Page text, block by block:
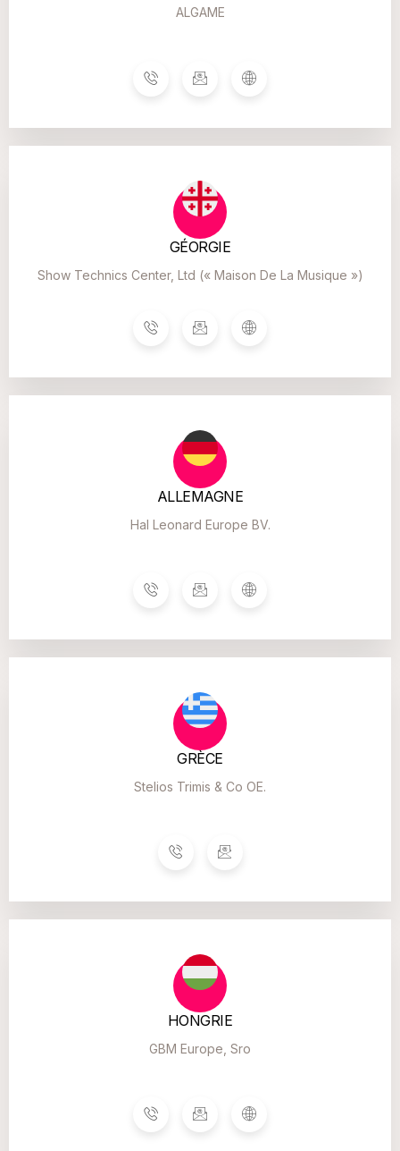
ALGAME
GÉORGIE
Show Technics Center, Ltd (« Maison De La Musique »)
ALLEMAGNE
Hal Leonard Europe BV.
GRÈCE
Stelios Trimis & Co OE.
HONGRIE
GBM Europe, Sro